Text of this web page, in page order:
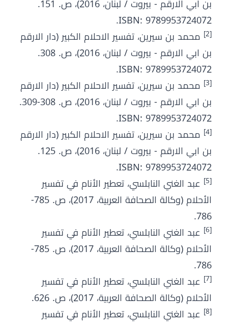
بن ابي الارقم - بيروت / لبنان، 2016)، ص. 151.
ISBN: 9789953724072.
[2]
محمد بن سيرين، تفسير الاحلام الكبير (دار الارقم
بن ابي الارقم - بيروت / لبنان، 2016)، ص. 308.
ISBN: 9789953724072.
[3]
محمد بن سيرين، تفسير الاحلام الكبير (دار الارقم
بن ابي الارقم - بيروت / لبنان، 2016)، ص. 308-309.
ISBN: 9789953724072.
[4]
محمد بن سيرين، تفسير الاحلام الكبير (دار الارقم
بن ابي الارقم - بيروت / لبنان، 2016)، ص. 125.
ISBN: 9789953724072.
[5]
عبد الغني النابلسي، تعطير الأنام في تفسير
الأحلام (وكالة الصحافة العربية، 2017)، ص. 785-
786.
[6]
عبد الغني النابلسي، تعطير الأنام في تفسير
الأحلام (وكالة الصحافة العربية، 2017)، ص. 785-
786.
[7]
عبد الغني النابلسي، تعطير الأنام في تفسير
الأحلام (وكالة الصحافة العربية، 2017)، ص. 626.
[8]
عبد الغني النابلسي، تعطير الأنام في تفسير